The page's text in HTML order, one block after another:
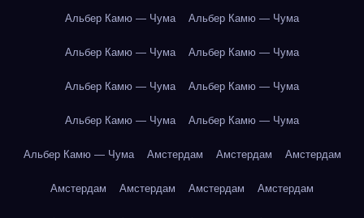
Альбер Камю — Чума Альбер Камю — Чума
Альбер Камю — Чума Альбер Камю — Чума
Альбер Камю — Чума Альбер Камю — Чума
Альбер Камю — Чума Альбер Камю — Чума
Альбер Камю — Чума Амстердам Амстердам Амстердам
Амстердам Амстердам Амстердам Амстердам